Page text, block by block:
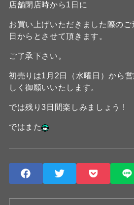
店舗閉店時から1日に
お買い上げいただきました際の
日からとさせて頂きます。
ご了承下さい。
初売りは1月2日（水曜日）から
しく御願いいたします。
では残り3日間楽しみましょう !
ではまた